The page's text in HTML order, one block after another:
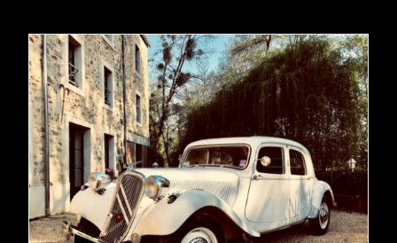
NOUS CONTACTER
READ MORE